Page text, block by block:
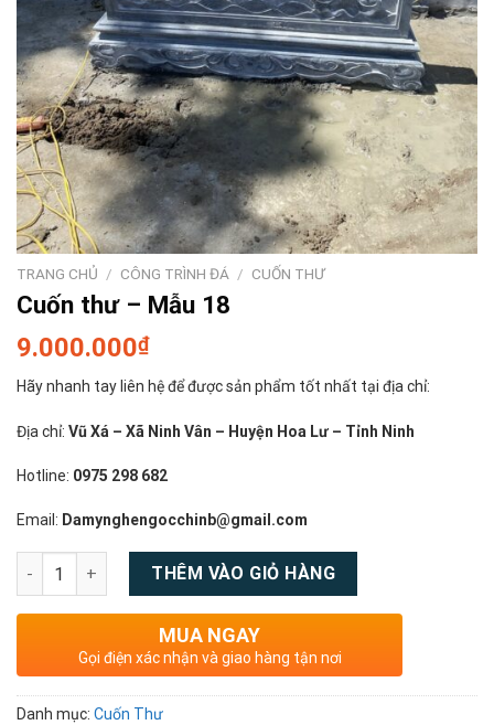
TRANG CHỦ / CÔNG TRÌNH ĐÁ / CUỐN THƯ
Cuốn thư – Mẫu 18
9.000.000₫
Hãy nhanh tay liên hệ để được sản phẩm tốt nhất tại địa chỉ:
Địa chỉ: Vũ Xá – Xã Ninh Vân – Huyện Hoa Lư – Tỉnh Ninh
Hotline: 0975 298 682
Email: Damynghengocchinb@gmail.com
Số lượng THÊM VÀO GIỎ HÀNG
MUA NGAY
Gọi điện xác nhận và giao hàng tận nơi
Danh mục: Cuốn Thư